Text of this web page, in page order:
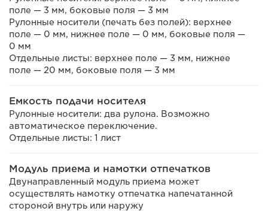
поле — 3 мм, боковые поля — 3 мм
Рулонные носители (печать без полей): верхнее
поле — 0 мм, нижнее поле — 0 мм, боковые поля —
0 мм
Отдельные листы: верхнее поле — 3 мм, нижнее
поле — 20 мм, боковые поля — 3 мм
Емкость подачи носителя
Рулонные носители: два рулона. Возможно
автоматическое переключение.
Отдельные листы: 1 лист
Модуль приема и намотки отпечатков
Двунаправленный модуль приема может
осуществлять намотку отпечатка напечатанной
стороной внутрь или наружу